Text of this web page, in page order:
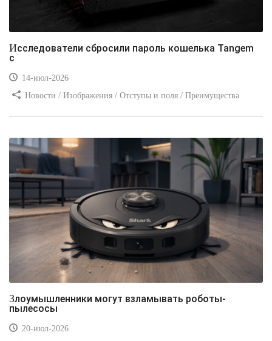
Исследователи сбросили пароль кошелька Tangem
с
14-июл-2026
Новости / Изображения / Отступы и поля / Преимущества
Злоумышленники могут взламывать роботы-
пылесосы
20-июл-2026